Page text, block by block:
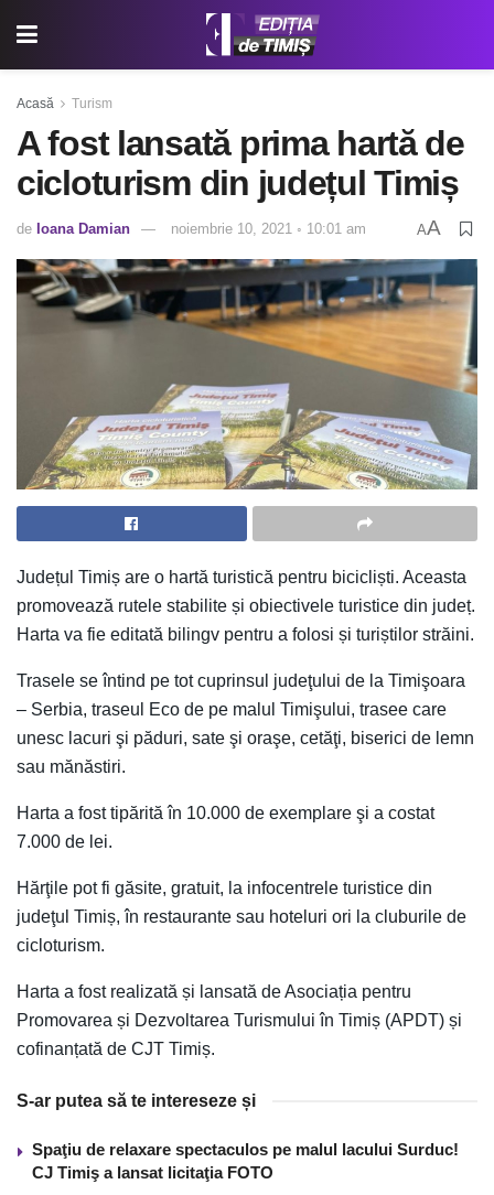
Acasă Turism
A fost lansată prima hartă de
cicloturism din județul Timiș
de Ioana Damian noiembrie 10, 2021 ◦ 10:01 am AA
Județul Timiș are o hartă turistică pentru bicicliști. Aceasta
promovează rutele stabilite și obiectivele turistice din județ.
Harta va fie editată bilingv pentru a folosi și turiștilor străini.
Trasele se întind pe tot cuprinsul judeţului de la Timişoara
– Serbia, traseul Eco de pe malul Timişului, trasee care
unesc lacuri şi păduri, sate şi oraşe, cetăţi, biserici de lemn
sau mănăstiri.
Harta a fost tipărită în 10.000 de exemplare şi a costat
7.000 de lei.
Hărţile pot fi găsite, gratuit, la infocentrele turistice din
judeţul Timiș, în restaurante sau hoteluri ori la cluburile de
cicloturism.
Harta a fost realizată și lansată de Asociația pentru
Promovarea și Dezvoltarea Turismului în Timiș (APDT) și
cofinanțată de CJT Timiș.
S-ar putea să te intereseze și
Spaţiu de relaxare spectaculos pe malul lacului Surduc!
CJ Timiş a lansat licitaţia FOTO